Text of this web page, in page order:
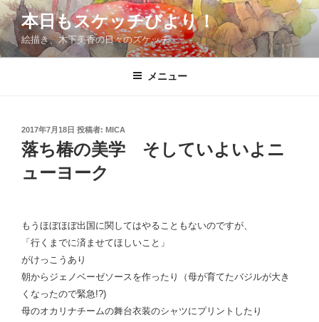
コ
ン
テ
ン
本日もスケッチびより！
絵描き、木下美香の日々のスケッチ
メニュー
投
稿
日:
2017年7月18日 投稿者: MICA
落ち椿の美学 そしていよいよニ
ューヨーク
もうほぼほぼ出国に関してはやることもないのですが、
「行くまでに済ませてほしいこと」
がけっこうあり
朝からジェノベーゼソースを作ったり（母が育てたバジルが大き
くなったので緊急!?)
母のオカリナチームの舞台衣装のシャツにプリントしたり